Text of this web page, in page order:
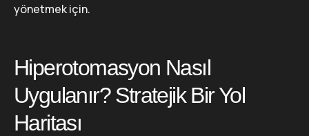
yönetmek için.
Hiperotomasyon Nasıl
Uygulanır? Stratejik Bir Yol
Haritası